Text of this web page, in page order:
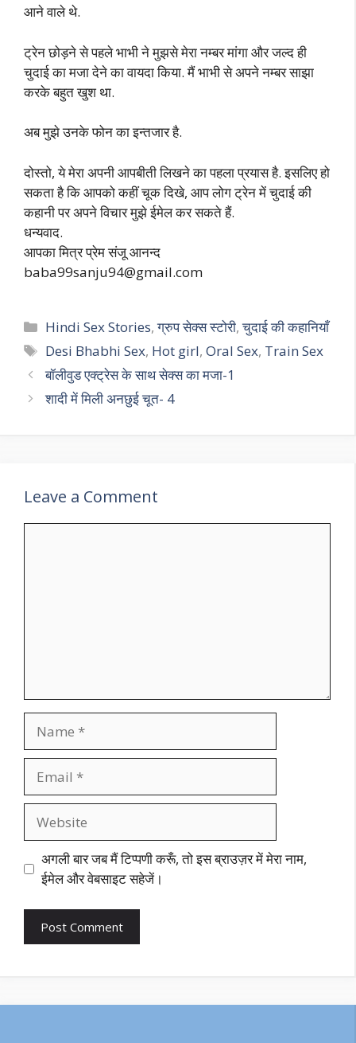
आने वाले थे.
ट्रेन छोड़ने से पहले भाभी ने मुझसे मेरा नम्बर मांगा और जल्द ही
चुदाई का मजा देने का वायदा किया. मैं भाभी से अपने नम्बर साझा
करके बहुत खुश था.
अब मुझे उनके फोन का इन्तजार है.
दोस्तो, ये मेरा अपनी आपबीती लिखने का पहला प्रयास है. इसलिए हो
सकता है कि आपको कहीं चूक दिखे, आप लोग ट्रेन में चुदाई की
कहानी पर अपने विचार मुझे ईमेल कर सकते हैं.
धन्यवाद.
आपका मित्र प्रेम संजू आनन्द
baba99sanju94@gmail.com
Categories
Hindi Sex Stories,ग्रुप सेक्स स्टोरी,चुदाई की कहानियाँ
Tags
Desi Bhabhi Sex, Hot girl,Oral Sex, Train Sex
बॉलीवुड एक्ट्रेस के साथ सेक्स का मजा-1
शादी में मिली अनछुई चूत- 4
Leave a Comment
अगली बार जब मैं टिप्पणी करूँ, तो इस ब्राउज़र में मेरा नाम,
ईमेल और वेबसाइट सहेजें।